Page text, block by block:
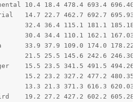
10.4 18.4 478.4 693.4 696.40
14.7 22.7 462.7 692.7 695.93
32.4 36.4 115.1 181.1 185.18
30.4 34.4 110.1 162.1 167.03
33.9 37.9 109.0 174.0 178.22
21.5 25.5 145.6 242.6 246.30
15.5 23.5 341.5 491.5 494.26
15.2 23.2 327.2 477.2 480.35
13.3 21.3 371.3 616.3 620.03
19.2 27.2 427.2 602.2 605.28